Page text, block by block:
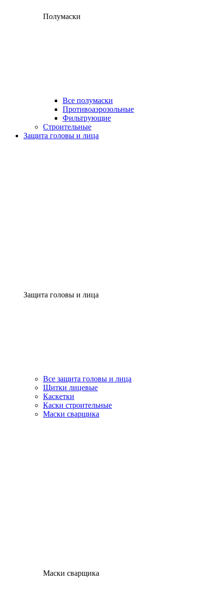
Полумаски
Все полумаски
Противоаэрозольные
Фильтрующие
Строительные
Защита головы и лица
Защита головы и лица
Все защита головы и лица
Щитки лицевые
Каскетки
Каски строительные
Маски сварщика
Маски сварщика